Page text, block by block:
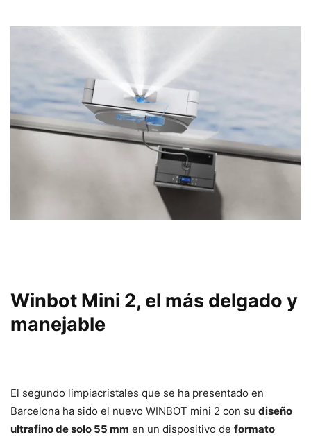
Winbot Mini 2, el más delgado y
manejable
El segundo limpiacristales que se ha presentado en
Barcelona ha sido el nuevo WINBOT mini 2 con su diseño
ultrafino de solo 55 mm en un dispositivo de formato